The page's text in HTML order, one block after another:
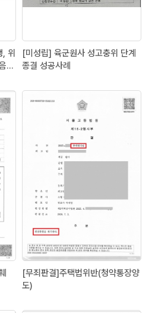
위
[미성립] 육군원사 성고충위 단계
종결 성공사례
[무죄판결]주택법위반(청약통장양
도)